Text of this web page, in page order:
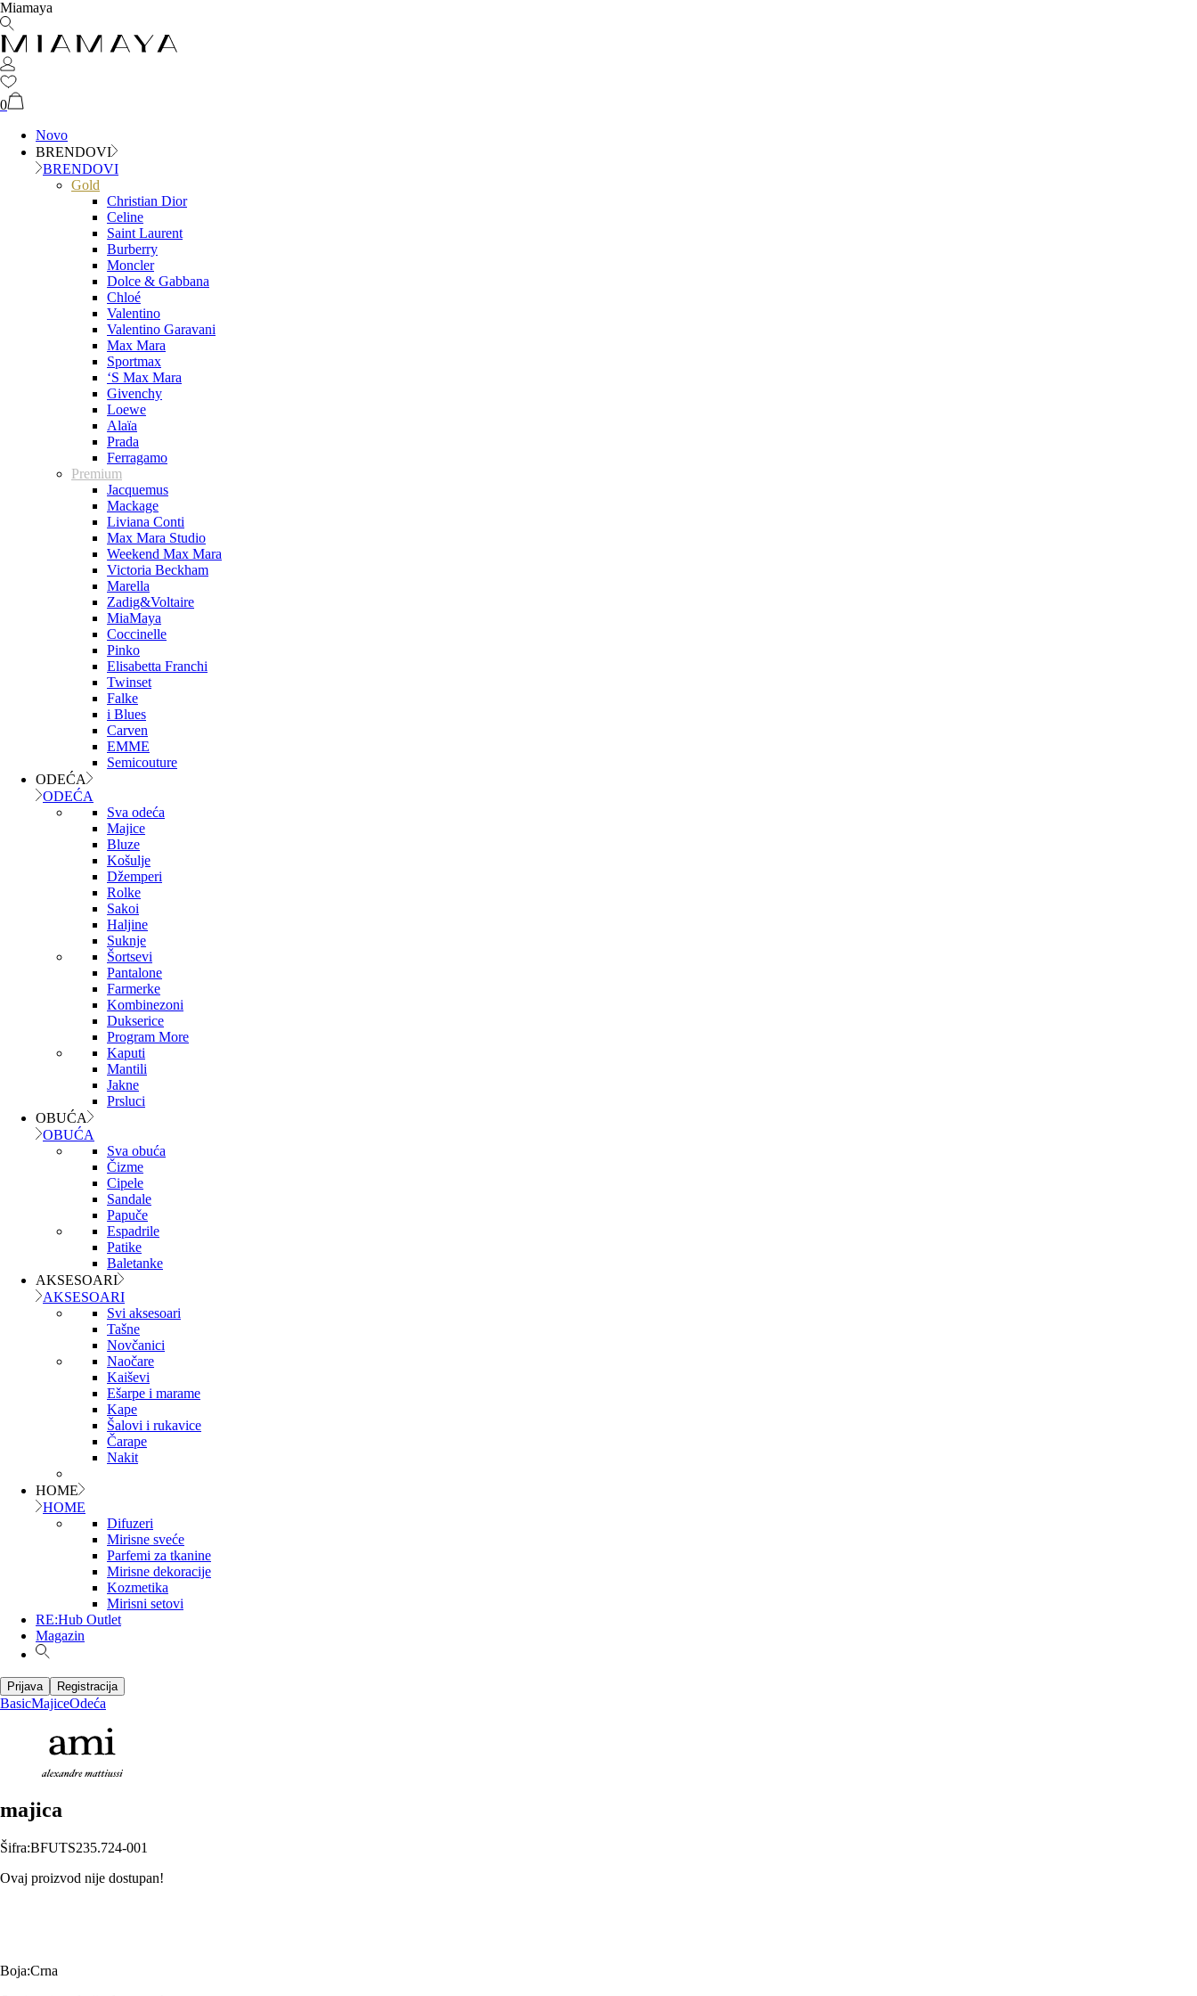
Miamaya
0
Novo
BRENDOVI
BRENDOVI
Gold
Christian Dior
Celine
Saint Laurent
Burberry
Moncler
Dolce & Gabbana
Chloé
Valentino
Valentino Garavani
Max Mara
Sportmax
‘S Max Mara
Givenchy
Loewe
Alaïa
Prada
Ferragamo
Premium
Jacquemus
Mackage
Liviana Conti
Max Mara Studio
Weekend Max Mara
Victoria Beckham
Marella
Zadig&Voltaire
MiaMaya
Coccinelle
Pinko
Elisabetta Franchi
Twinset
Falke
i Blues
Carven
EMME
Semicouture
ODEĆA
ODEĆA
Sva odeća
Majice
Bluze
Košulje
Džemperi
Rolke
Sakoi
Haljine
Suknje
Šortsevi
Pantalone
Farmerke
Kombinezoni
Dukserice
Program More
Kaputi
Mantili
Jakne
Prsluci
OBUĆA
OBUĆA
Sva obuća
Čizme
Cipele
Sandale
Papuče
Espadrile
Patike
Baletanke
AKSESOARI
AKSESOARI
Svi aksesoari
Tašne
Novčanici
Naočare
Kaiševi
Ešarpe i marame
Kape
Šalovi i rukavice
Čarape
Nakit
HOME
HOME
Difuzeri
Mirisne sveće
Parfemi za tkanine
Mirisne dekoracije
Kozmetika
Mirisni setovi
RE:Hub Outlet
Magazin
Prijava Registracija
BasicMajiceOdeća
majica
Šifra:BFUTS235.724-001
Ovaj proizvod nije dostupan!
Boja:Crna